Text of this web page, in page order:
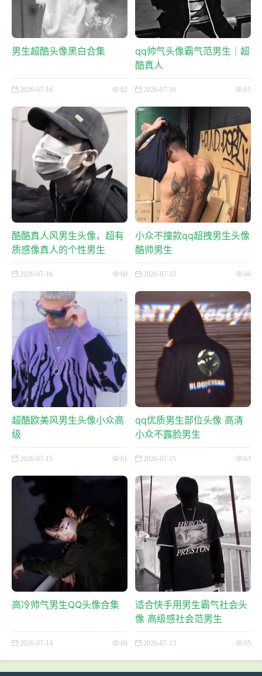
男生超酷头像黑白合集
2026-07-16 62
qq帅气头像霸气范男生｜超
酷真人
2026-07-16 61
酷酷真人风男生头像，超有
质感像真人的个性男生
2026-07-16 60
小众不撞款qq超拽男生头像
酷帅男生
2026-07-15 66
超酷欧美风男生头像小众高
级
2026-07-15 61
qq优质男生部位头像 高清
小众不露脸男生
2026-07-15 63
高冷帅气男生QQ头像合集
2026-07-14 68
适合快手用男生霸气社会头
像 高级感社会范男生
2026-07-13 65